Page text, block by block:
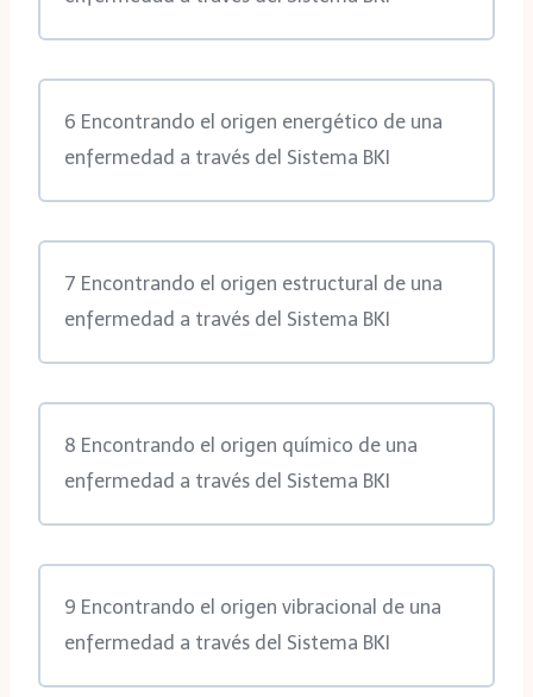
6 Encontrando el origen energético de una
enfermedad a través del Sistema BKI
7 Encontrando el origen estructural de una
enfermedad a través del Sistema BKI
8 Encontrando el origen químico de una
enfermedad a través del Sistema BKI
9 Encontrando el origen vibracional de una
enfermedad a través del Sistema BKI